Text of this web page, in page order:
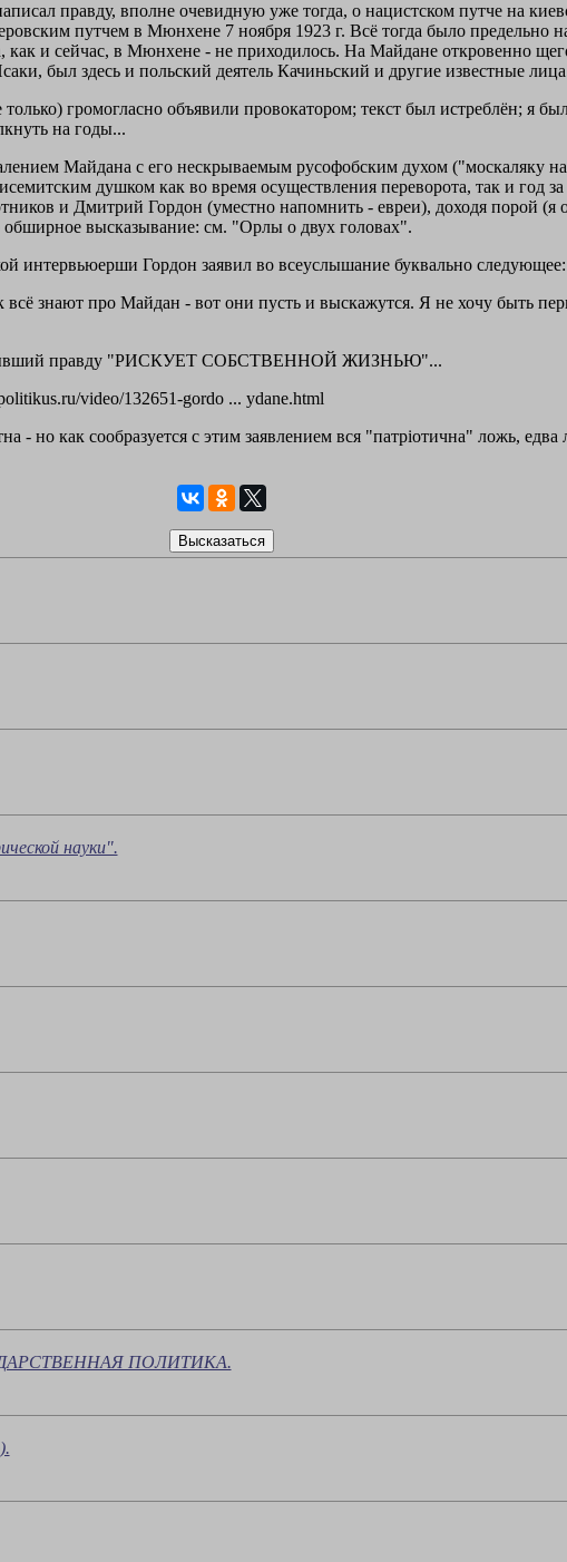
правду, вполне очевидную уже тогда, о нацистском путче на
путчем в Мюнхене 7 ноября 1923 г. Всё тогда было предельно
как и сейчас, в Мюнхене - не приходилось. На Майдане откровенно
был здесь и польский деятель Качиньский и другие известные
громогласно объявили провокатором; текст был истреблён; я
на годы...
Майдана с его нескрываемым русофобским духом ("москаляку на
душком как во время осуществления переворота, так и год
и Дмитрий Гордон (уместно напомнить - евреи), доходя порой (я
высказывание: см. "Орлы о двух головах".
интервьюерши Гордон заявил во всеуслышание буквально следующее:
всё знают про Майдан - вот они пусть и выскажутся. Я не хочу быть
правду "РИСКУЕТ СОБСТВЕННОЙ ЖИЗНЬЮ"...
video/132651-gordo ... ydane.html
- но как сообразуется с этим заявлением вся "патрiотична" ложь,
науки".
ПОЛИТИКА.